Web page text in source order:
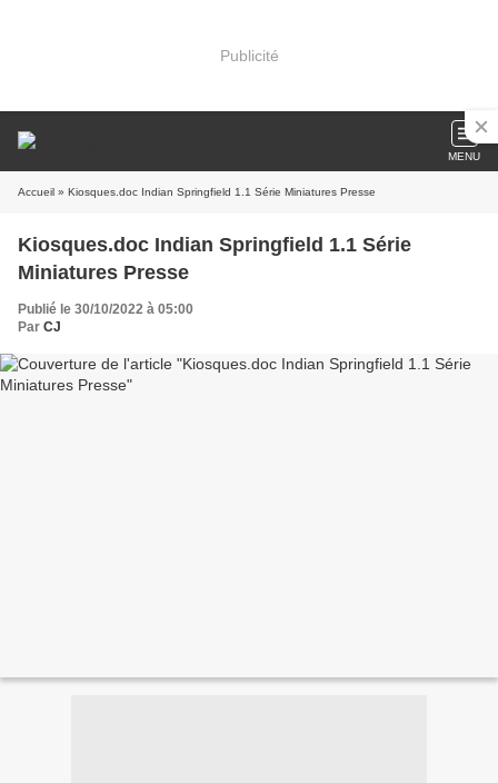
Publicité
MENU
Accueil » Kiosques.doc Indian Springfield 1.1 Série Miniatures Presse
Kiosques.doc Indian Springfield 1.1 Série
Miniatures Presse
Publié le 30/10/2022 à 05:00
Par CJ